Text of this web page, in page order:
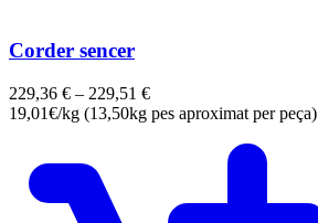
Corder sencer
229,36 € – 229,51 €
19,01€/kg (13,50kg pes aproximat per peça)